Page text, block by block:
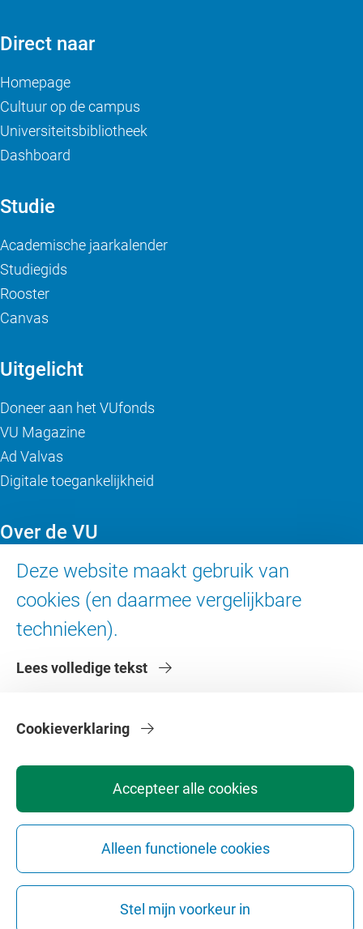
Deze website maakt gebruik van
cookies (en daarmee vergelijkbare
technieken).
Lees volledige tekst
Accepteer alle cookies
Alleen functionele cookies
Stel mijn voorkeur in
Cookieverklaring
Direct naar
Homepage
Cultuur op de campus
Universiteitsbibliotheek
Dashboard
Studie
Academische jaarkalender
Studiegids
Rooster
Canvas
Uitgelicht
Doneer aan het VUfonds
VU Magazine
Ad Valvas
Digitale toegankelijkheid
Over de VU
Contact en route
Werken bij de VU
Faculteiten
VeiligheidWebcolofonCookie instellingen
Webarchief
Copyright © 2026 - Vrije Universiteit Amsterdam